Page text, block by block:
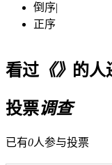
倒序|
正序
看过《》 的人
投票调查
已有0人参与投票